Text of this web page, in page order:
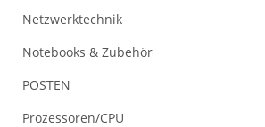
Netzwerktechnik
Notebooks & Zubehör
POSTEN
Prozessoren/CPU